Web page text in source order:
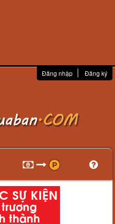
Đăng nhập Đăng ký